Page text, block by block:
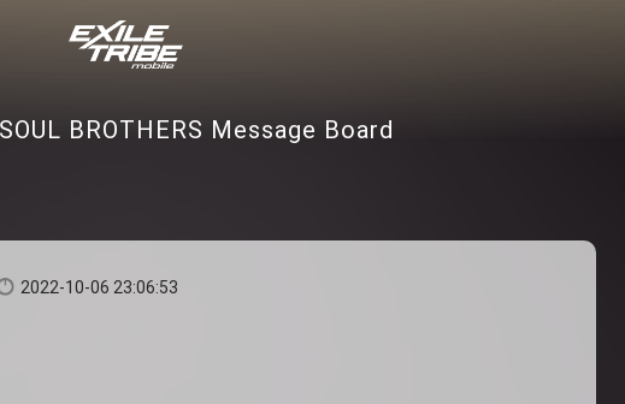
BROTHERS Message Board
2022-10-06 23:06:53